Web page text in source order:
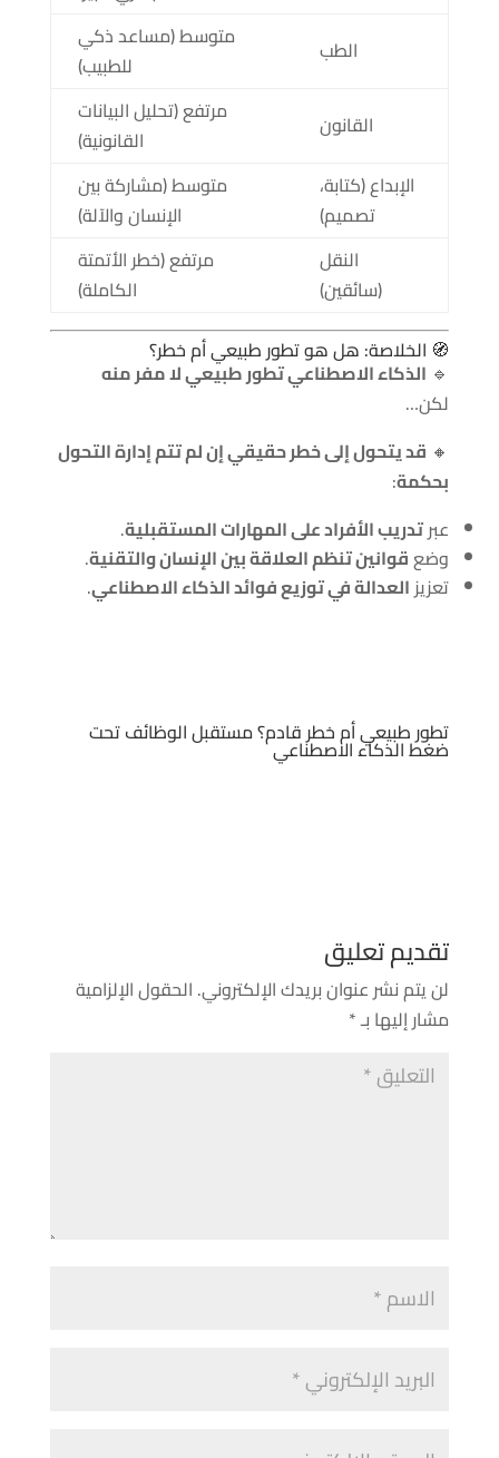
الطب
متوسط (مساعد ذكي
للطبيب)
القانون
مرتفع (تحليل البيانات
القانونية)
الإبداع (كتابة،
تصميم)
متوسط (مشاركة بين
الإنسان والآلة)
النقل
(سائقين)
مرتفع (خطر الأتمتة
الكاملة)
🧭 الخلاصة: هل هو تطور طبيعي أم خطر؟
🔹 الذكاء الاصطناعي تطور طبيعي لا مفر منه
لكن…
🔸 قد يتحول إلى خطر حقيقي إن لم تتم إدارة التحول
بحكمة:
عبرتدريب الأفراد على المهارات المستقبلية.
وضعقوانين تنظم العلاقة بين الإنسان والتقنية.
تعزيزالعدالة في توزيع فوائد الذكاء الاصطناعي.
تطور طبيعي أم خطر قادم؟ مستقبل الوظائف تحت
ضغط الذكاء الاصطناعي
تقديم تعليق
لن يتم نشر عنوان بريدك الإلكتروني. الحقول الإلزامية
مشار إليها بـ*